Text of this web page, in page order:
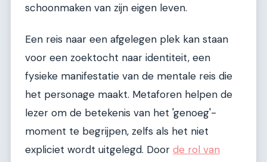
schoonmaken van zijn eigen leven.
Een reis naar een afgelegen plek kan staan
voor een zoektocht naar identiteit, een
fysieke manifestatie van de mentale reis die
het personage maakt. Metaforen helpen de
lezer om de betekenis van het 'genoeg'-
moment te begrijpen, zelfs als het niet
expliciet wordt uitgelegd. Door de rol van